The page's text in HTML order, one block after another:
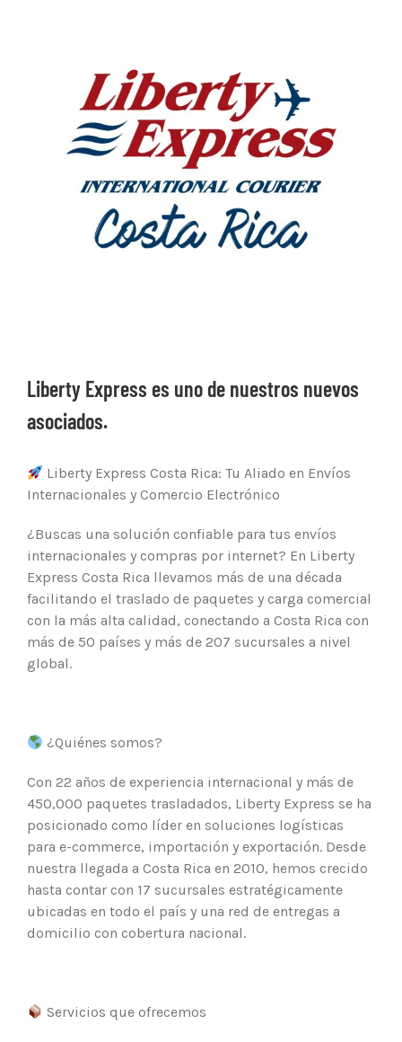
Liberty Express es uno de nuestros nuevos
asociados.
Liberty Express Costa Rica: Tu Aliado en Envíos
Internacionales y Comercio Electrónico
¿Buscas una solución confiable para tus envíos
internacionales y compras por internet? En Liberty
Express Costa Rica llevamos más de una década
facilitando el traslado de paquetes y carga comercial
con la más alta calidad, conectando a Costa Rica con
más de 50 países y más de 207 sucursales a nivel
global.
¿Quiénes somos?
Con 22 años de experiencia internacional y más de
450,000 paquetes trasladados, Liberty Express se ha
posicionado como líder en soluciones logísticas
para e-commerce, importación y exportación. Desde
nuestra llegada a Costa Rica en 2010, hemos crecido
hasta contar con 17 sucursales estratégicamente
ubicadas en todo el país y una red de entregas a
domicilio con cobertura nacional.
Servicios que ofrecemos